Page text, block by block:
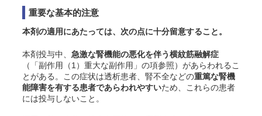
重要な基本的注意
本剤の適用にあたっては、次の点に十分留意すること。
本剤投与中、 急激な腎機能の悪化を伴う横紋筋融解症
（「副作用（1）重大な副作用」の項参照）があらわれるこ
とがある。この症状は透析患者、腎不全などの重篤な腎機
能障害を有する患者であらわれやすいため、これらの患者
には投与しないこと。